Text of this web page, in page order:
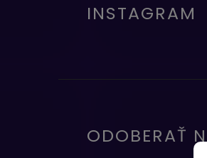
INSTAGRAM
ODOBERAŤ